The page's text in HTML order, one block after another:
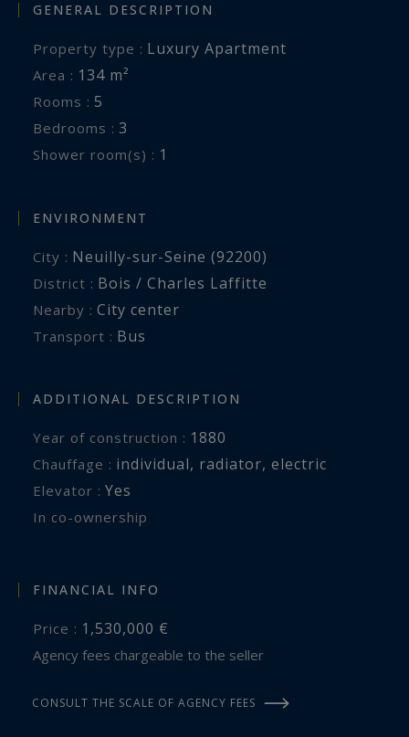
GENERAL DESCRIPTION
Property type : Luxury Apartment
Area : 134 m²
Rooms : 5
Bedrooms : 3
Shower room(s) : 1
ENVIRONMENT
City : Neuilly-sur-Seine (92200)
District : Bois / Charles Laffitte
Nearby : City center
Transport : Bus
ADDITIONAL DESCRIPTION
Year of construction : 1880
Chauffage : individual, radiator, electric
Elevator : Yes
In co-ownership
FINANCIAL INFO
Price : 1,530,000 €
Agency fees chargeable to the seller
CONSULT THE SCALE OF AGENCY FEES